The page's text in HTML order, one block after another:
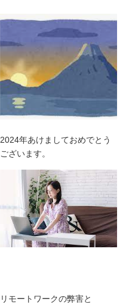
2024年あけましておめでとう
ございます。
リモートワークの弊害と